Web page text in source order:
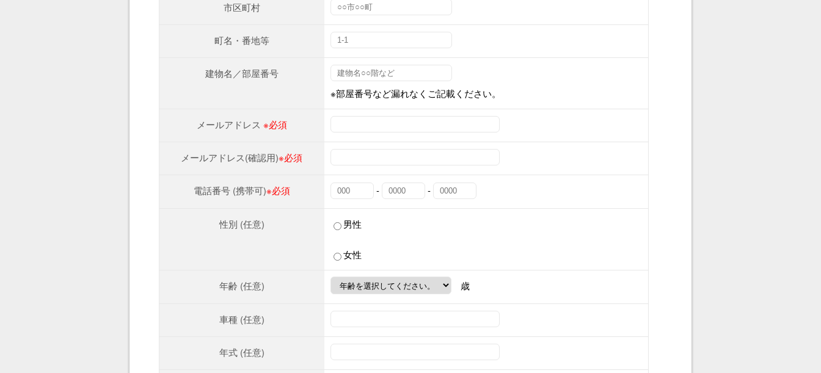
市区町村
町名・番地等
建物名／部屋番号
※部屋番号など漏れなくご記載ください。
メールアドレス ※必須
メールアドレス(確認用)※必須
電話番号 (携帯可)※必須 - -
性別 (任意) 男性
女性
年齢 (任意) 歳
車種 (任意)
年式 (任意)